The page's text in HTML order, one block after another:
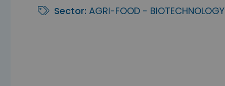
Sector: AGRI-FOOD - BIOTECHNOLOGY